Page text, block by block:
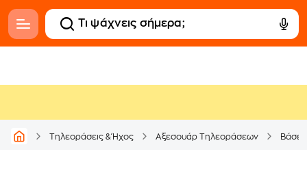
Τηλεοράσεις & Ήχος Αξεσουάρ Τηλεοράσεων